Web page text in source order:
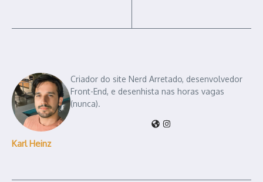
Karl Heinz
Criador do site Nerd Arretado, desenvolvedor
Front-End, e desenhista nas horas vagas
(nunca).